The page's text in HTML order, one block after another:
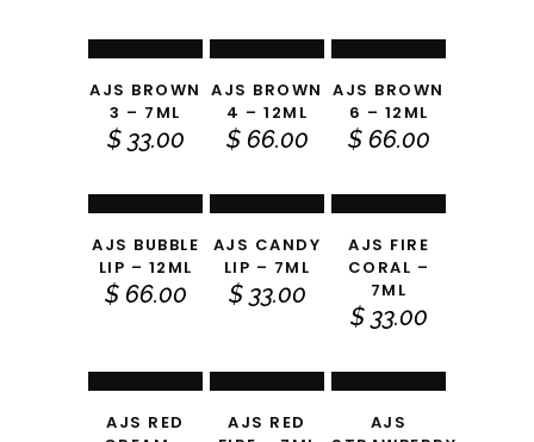
desde
$ 33.00
hasta
$ 66.00
AJS BROWN
3 – 7ML
$33.00
AJS BROWN
4 – 12ML
$66.00
AJS BROWN
6 – 12ML
$66.00
AJS BUBBLE
LIP – 12ML
$66.00
AJS CANDY
LIP – 7ML
$33.00
AJS FIRE
CORAL –
7ML
$33.00
AÑADIR
AL
AJS RED
AÑADIR
AL
AJS RED
AÑADIR
AJS